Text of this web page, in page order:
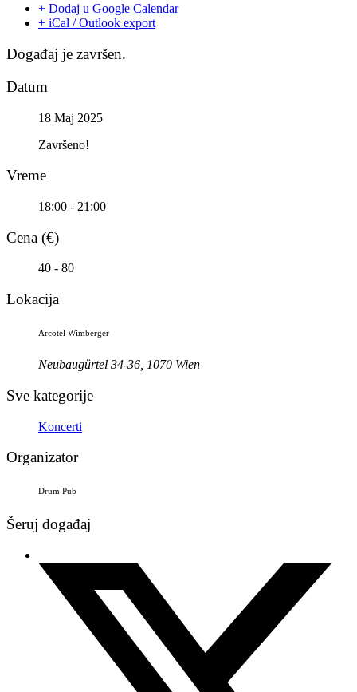
+ Dodaj u Google Calendar
+ iCal / Outlook export
Događaj je završen.
Datum
18 Maj 2025
Završeno!
Vreme
18:00 - 21:00
Cena (€)
40 - 80
Lokacija
Arcotel Wimberger
Neubaugürtel 34-36, 1070 Wien
Sve kategorije
Koncerti
Organizator
Drum Pub
Šeruj događaj